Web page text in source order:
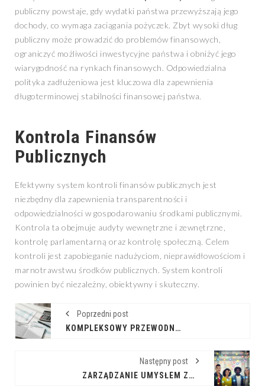
publiczny powstaje, gdy wydatki państwa przewyższają jego
dochody, co wymaga zaciągania pożyczek. Zbyt wysoki dług
publiczny może prowadzić do problemów finansowych,
ograniczyć możliwości inwestycyjne państwa i obniżyć jego
wiarygodność na rynkach finansowych. Odpowiedzialna
polityka zadłużeniowa jest kluczowa dla zapewnienia
długoterminowej stabilności finansowej państwa.
Kontrola Finansów
Publicznych
Efektywny system kontroli finansów publicznych jest
niezbędny dla zapewnienia transparentności i
odpowiedzialności w gospodarowaniu środkami publicznymi.
Kontrola ta obejmuje audyty wewnętrzne i zewnętrzne,
kontrolę parlamentarną oraz kontrolę społeczną. Celem
kontroli jest zapobieganie nadużyciom, nieprawidłowościom i
marnotrawstwu środków publicznych. System kontroli
powinien być niezależny, obiektywny i skuteczny.
Poprzedni post
KOMPLEKSOWY PRZEWODNIK PO ROZLICZENIU ROCZNYM PIT
Następny post
ZARZĄDZANIE UMYSŁEM ZBIOROWYM: WYZWANIA I MOŻLIWOŚCI